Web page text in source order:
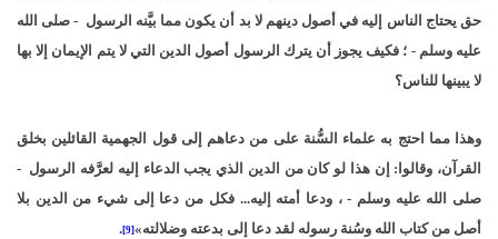
حق يحتاج الناس إليه في أصول دينهم لا بد أن يكون مما بيَّنه الرسول - صلى الله
عليه وسلم - ؛ فكيف يجوز أن يترك الرسول أصول الدين التي لا يتم الإيمان إلا بها
لا يبينها للناس؟
وهذا مما احتج به علماء السُّنة على من دعاهم إلى قول الجهمية القائلين بخلق
القرآن، وقالوا: إن هذا لو كان من الدين الذي يجب الدعاء إليه لعرَّفه الرسول -
صلى الله عليه وسلم - ، ودعا أمته إليه... فكل من دعا إلى شيء من الدين بلا
أصل من كتاب الله وسُنة رسوله لقد دعا إلى بدعته وضلالته»[9]
.